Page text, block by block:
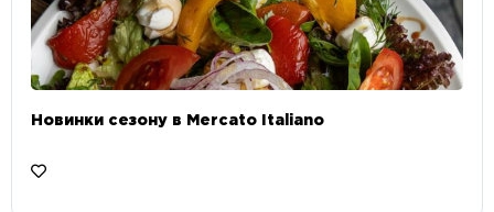
Новинки сезону в Mercato Italiano